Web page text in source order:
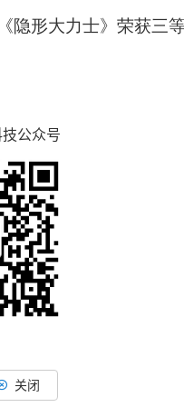
隐形大力士》荣获三
公众号
关闭